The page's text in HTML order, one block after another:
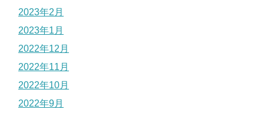
2023年2月
2023年1月
2022年12月
2022年11月
2022年10月
2022年9月